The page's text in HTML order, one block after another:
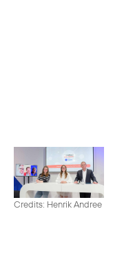
Credits: Henrik Andree